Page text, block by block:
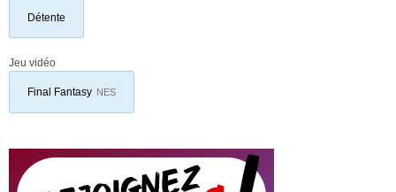
Détente
Jeu vidéo
Final Fantasy NES